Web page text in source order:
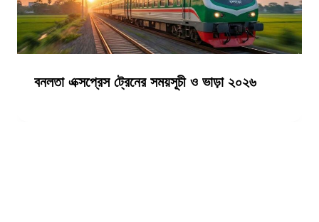
বনলতা এক্সপ্রেস ট্রেনের সময়সূচী ও ভাড়া ২০২৬